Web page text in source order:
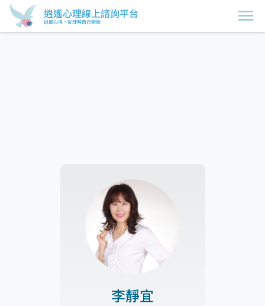
逍遙心理線上諮詢平台
逍遙心境，從理解自己開始
李靜宜